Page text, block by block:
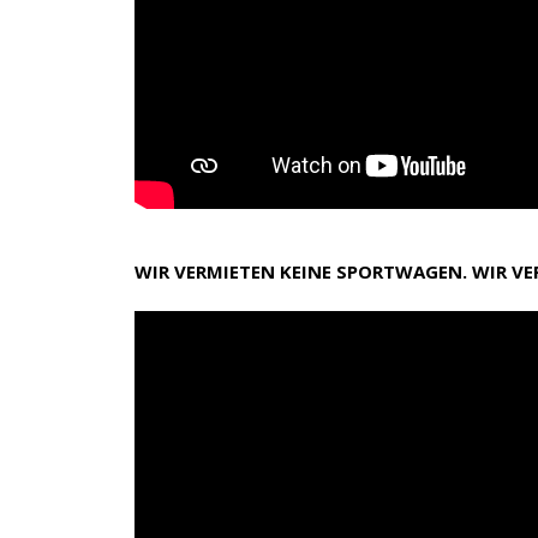
WIR VERMIETEN KEINE SPORTWAGEN. WIR